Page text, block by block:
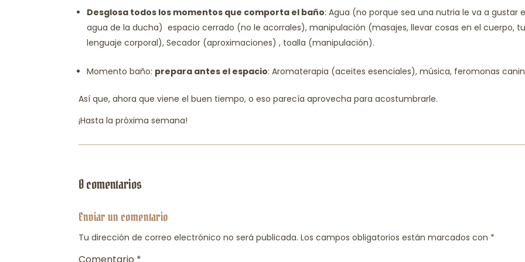
Desglosa todos los momentos que comporta el baño: Agua (no porque sea una nutria le va a gustar
agua de la ducha) espacio cerrado (no le acorrales), manipulación (masajes, llevar cosas en el cuerpo, tu
lenguaje corporal), Secador (aproximaciones) , toalla (manipulación).
Momento baño: prepara antes el espacio: Aromaterapia (aceites esenciales), música, feromonas
Así que, ahora que viene el buen tiempo, o eso parecía aprovecha para acostumbrarle.
¡Hasta la próxima semana!
0 comentarios
Enviar un comentario
Tu dirección de correo electrónico no será publicada. Los campos obligatorios están marcados con *